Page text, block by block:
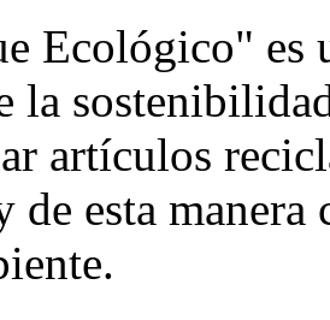
Ecológico" es
la
artículos
de esta